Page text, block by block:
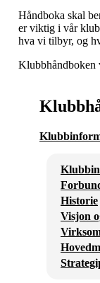
Håndboka skal
er viktig i vår
hva vi tilbyr, og
Klubbhåndboken
Historie
Visjon